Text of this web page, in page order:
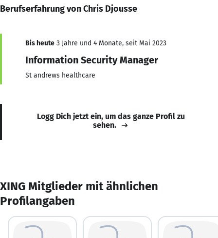
Berufserfahrung von Chris Djousse
Bis heute 3 Jahre und 4 Monate, seit Mai 2023
Information Security Manager
St andrews healthcare
Logg Dich jetzt ein, um das ganze Profil zu
sehen.
XING Mitglieder mit ähnlichen
Profilangaben